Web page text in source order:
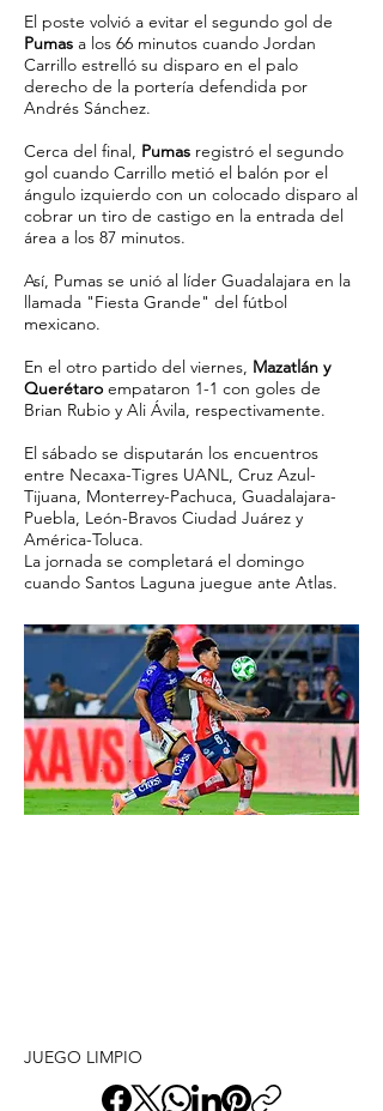
El poste volvió a evitar el segundo gol de
Pumas a los 66 minutos cuando Jordan
Carrillo estrelló su disparo en el palo
derecho de la portería defendida por
Andrés Sánchez.
Cerca del final, Pumas registró el segundo
gol cuando Carrillo metió el balón por el
ángulo izquierdo con un colocado disparo al
cobrar un tiro de castigo en la entrada del
área a los 87 minutos.
Así, Pumas se unió al líder Guadalajara en la
llamada "Fiesta Grande" del fútbol
mexicano.
En el otro partido del viernes, Mazatlán y
Querétaro empataron 1-1 con goles de
Brian Rubio y Ali Ávila, respectivamente.
El sábado se disputarán los encuentros
entre Necaxa-Tigres UANL, Cruz Azul-
Tijuana, Monterrey-Pachuca, Guadalajara-
Puebla, León-Bravos Ciudad Juárez y
América-Toluca.
La jornada se completará el domingo
cuando Santos Laguna juegue ante Atlas.
JUEGO LIMPIO